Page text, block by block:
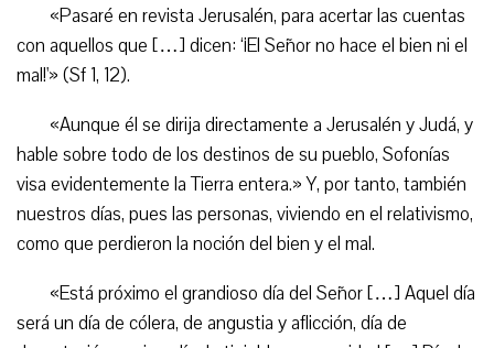
«Pasaré en revista Jerusalén, para acertar las cuentas
con aquellos que […] dicen: ‘¡El Señor no hace el bien ni el
mal!'» (Sf 1, 12).
«Aunque él se dirija directamente a Jerusalén y Judá, y
hable sobre todo de los destinos de su pueblo, Sofonías
visa evidentemente la Tierra entera.» Y, por tanto, también
nuestros días, pues las personas, viviendo en el relativismo,
como que perdieron la noción del bien y el mal.
«Está próximo el grandioso día del Señor […] Aquel día
será un día de cólera, de angustia y aflicción, día de